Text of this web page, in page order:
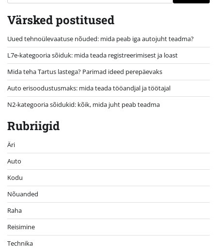
Värsked postitused
Uued tehnoülevaatuse nõuded: mida peab iga autojuht teadma?
L7e-kategooria sõiduk: mida teada registreerimisest ja loast
Mida teha Tartus lastega? Parimad ideed perepäevaks
Auto erisoodustusmaks: mida teada tööandjal ja töötajal
N2-kategooria sõidukid: kõik, mida juht peab teadma
Rubriigid
Äri
Auto
Kodu
Nõuanded
Raha
Reisimine
Technika